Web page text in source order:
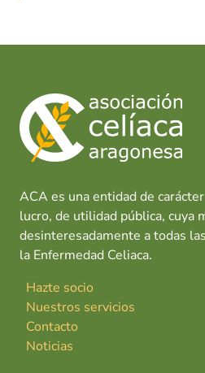
ACA es una entidad de
lucro, de utilidad pública, cuya
desinteresadamente a todas
la Enfermedad Celiaca.
Hazte socio
Nuestros servicios
Contacto
Noticias